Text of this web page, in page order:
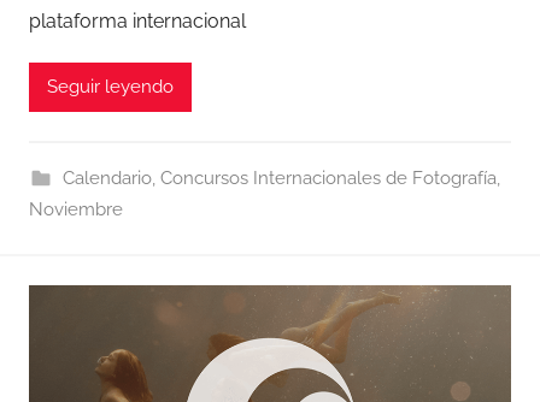
plataforma internacional
Seguir leyendo
Calendario, Concursos Internacionales de Fotografía
Noviembre